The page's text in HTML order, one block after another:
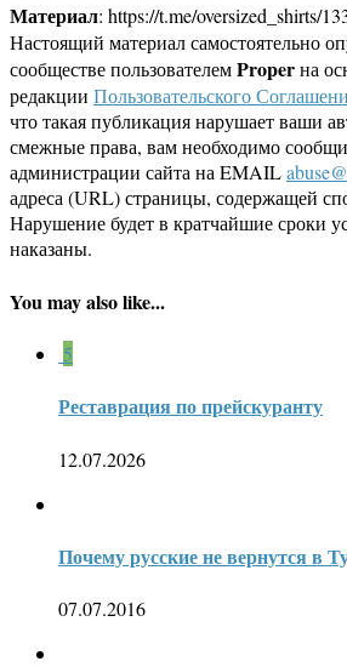
Материал: https://t.me/oversized_shirts/
Настоящий материал самостоятельно
сообществе пользователемProperна
редакции Пользовательского
что такая публикация нарушает ваши
смежные права, вам необходимо
администрации сайта на EMAIL
адреса (URL) страницы, содержащей
Нарушение будет в кратчайшие сроки
наказаны.
You may also like...
5
Реставрация по прейскуранту
12.07.2026
Почему русские не вернутся в
07.07.2016